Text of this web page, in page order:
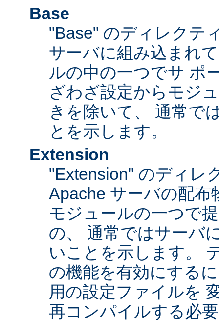
Base
"Base" のディレクテ
サーバに組み込まれ
ルの中の一つでサ ポ
ざわざ設定からモジ
きを除いて、 通常で
とを示します。
Extension
"Extension" のディレ
Apache サーバの配布
モジュールの一つで
の、 通常ではサーバ
いことを示します。
の機能を有効にする
用の設定ファイルを
再コンパイルする必